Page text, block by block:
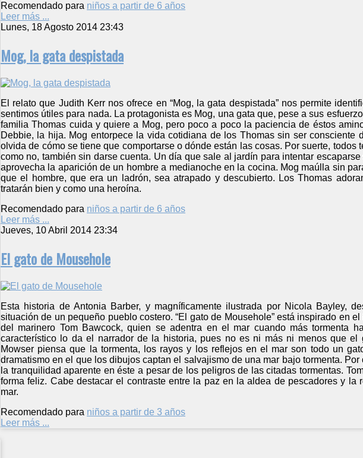
Recomendado para niños a partir de 6 años
Leer más ...
Lunes, 18 Agosto 2014 23:43
Mog, la gata despistada
El relato que Judith Kerr nos ofrece en “Mog, la gata despistada” nos permite
sentimos útiles para nada. La protagonista es Mog, una gata que, pese a sus
familia Thomas cuida y quiere a Mog, pero poco a poco la paciencia de éstos
Debbie, la hija. Mog entorpece la vida cotidiana de los Thomas sin ser
olvida de cómo se tiene que comportarse o dónde están las cosas. Por suerte, todos
como no, también sin darse cuenta. Un día que sale al jardín para intentar
aprovecha la aparición de un hombre a medianoche en la cocina. Mog maúlla sin
que el hombre, que era un ladrón, sea atrapado y descubierto. Los Thomas
tratarán bien y como una heroína.
Recomendado para niños a partir de 6 años
Leer más ...
Jueves, 10 Abril 2014 23:34
El gato de Mousehole
Esta historia de Antonia Barber, y magníficamente ilustrada por Nicola Bayley,
situación de un pequeño pueblo costero. “El gato de Mousehole” está inspirado en
del marinero Tom Bawcock, quien se adentra en el mar cuando más tormenta
característico lo da el narrador de la historia, pues no es ni más ni menos que el
Mowser piensa que la tormenta, los rayos y los reflejos en el mar son todo un
dramatismo en el que los dibujos captan el salvajismo de una mar bajo tormenta.
la tranquilidad aparente en éste a pesar de los peligros de las citadas tormentas.
forma feliz. Cabe destacar el contraste entre la paz en la aldea de pescadores y la
mar.
Recomendado para niños a partir de 3 años
Leer más ...